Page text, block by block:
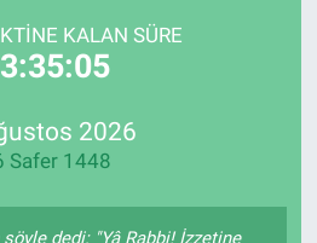
KALAN SÜRE
2026
Safer 1448
dedi: "Yâ Rabbi! İzzetine